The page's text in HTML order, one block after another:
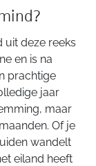
uit deze reeks
en is na
prachtige
jaar
maar
Of je
wandelt
eiland heeft